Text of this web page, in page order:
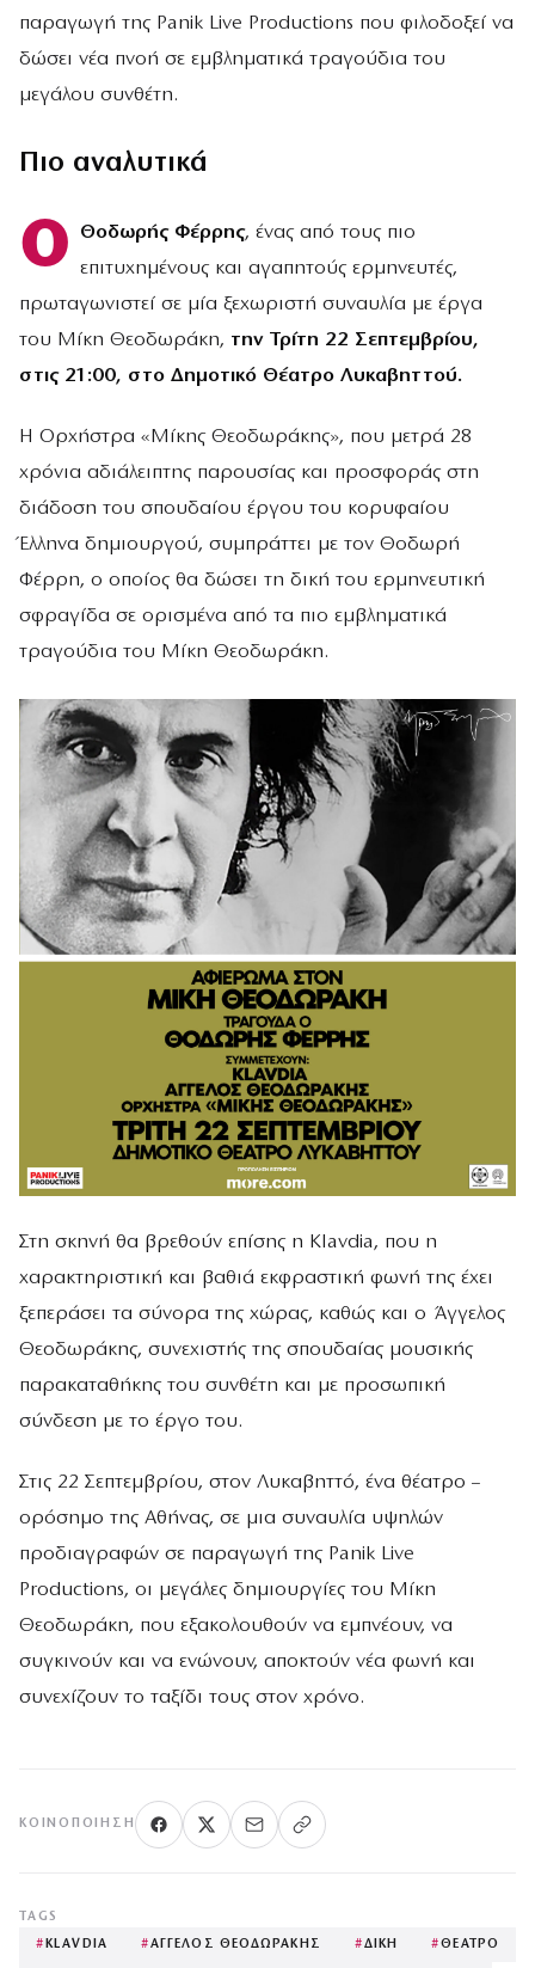
παραγωγή της Panik Live Productions που φιλοδοξεί να
δώσει νέα πνοή σε εμβληματικά τραγούδια του
μεγάλου συνθέτη.
Πιο αναλυτικά
Ο Θοδωρής Φέρρης, ένας από τους πιο
επιτυχημένους και αγαπητούς ερμηνευτές,
πρωταγωνιστεί σε μία ξεχωριστή συναυλία με έργα
του Μίκη Θεοδωράκη, την Τρίτη 22 Σεπτεμβρίου,
στις 21:00, στο Δημοτικό Θέατρο Λυκαβηττού.
Η Ορχήστρα «Μίκης Θεοδωράκης», που μετρά 28
χρόνια αδιάλειπτης παρουσίας και προσφοράς στη
διάδοση του σπουδαίου έργου του κορυφαίου
Έλληνα δημιουργού, συμπράττει με τον Θοδωρή
Φέρρη, ο οποίος θα δώσει τη δική του ερμηνευτική
σφραγίδα σε ορισμένα από τα πιο εμβληματικά
τραγούδια του Μίκη Θεοδωράκη.
Στη σκηνή θα βρεθούν επίσης η Klavdia, που η
χαρακτηριστική και βαθιά εκφραστική φωνή της έχει
ξεπεράσει τα σύνορα της χώρας, καθώς και ο Άγγελος
Θεοδωράκης, συνεχιστής της σπουδαίας μουσικής
παρακαταθήκης του συνθέτη και με προσωπική
σύνδεση με το έργο του.
Στις 22 Σεπτεμβρίου, στον Λυκαβηττό, ένα θέατρο –
ορόσημο της Αθήνας, σε μια συναυλία υψηλών
προδιαγραφών σε παραγωγή της Panik Live
Productions, οι μεγάλες δημιουργίες του Μίκη
Θεοδωράκη, που εξακολουθούν να εμπνέουν, να
συγκινούν και να ενώνουν, αποκτούν νέα φωνή και
συνεχίζουν το ταξίδι τους στον χρόνο.
ΚΟΙΝΟΠΟΊΗΣΗ
TAGS
# KLAVDIA #ΑΓΓΕΛΟΣ ΘΕΟΔΩΡΑΚΗΣ #ΔΙΚΗ #ΘΕΑΤΡΟ